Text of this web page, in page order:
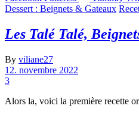
Dessert : Beignets & Gateaux
Les Talé Talé,
By viliane27
12. novembre 2022
3
Alors la, voici la première recette